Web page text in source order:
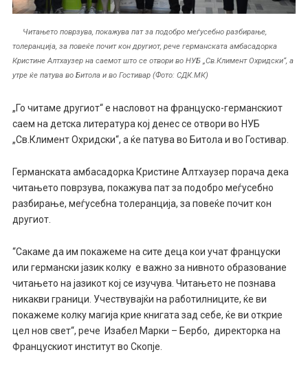
Читањето поврзува, покажува пат за подобро меѓусебно разбирање,
толеранција, за повеќе почит кон другиот, рече германската амбасадорка
Кристине Алтхаузер на саемот што се отвори во НУБ „Св.Климент Охридски“, а
утре ќе патува во Битола и во Гостивар (Фото: СДК.МК)
„Го читаме другиот“ е насловот на француско-германскиот
саем на детска литература кој денес се отвори во НУБ
„Св.Климент Охридски“, а ќе патува во Битола и во Гостивар.
Германската амбасадорка Кристине Алтхаузер порача дека
читањето поврзува, покажува пат за подобро меѓусебно
разбирање, меѓусебна толеранција, за повеќе почит кон
другиот.
“Сакаме да им покажеме на сите деца кои учат француски
или германски јазик колку е важно за нивното образование
читањето на јазикот кој се изучува. Читањето не познава
никакви граници. Учествувајќи на работилниците, ќе ви
покажеме колку магија крие книгата зад себе, ќе ви открие
цел нов свет“, рече Изабел Марки – Бербо, директорка на
Францускиот институт во Скопје.